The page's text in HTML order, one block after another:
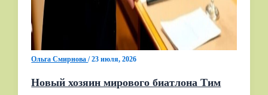
Ольга Смирнова/23 июля, 2026
Новый хозяин мирового биатлона Тим